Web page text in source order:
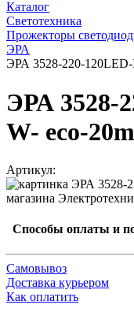
Каталог
Светотехника
Прожекторы
ЭРА
ЭРА 3528-220-120LED-
ЭРА 3528-
W- eco-20m
Артикул:
Способы оплаты и
Самовывоз
Доставка курьером
Как оплатить